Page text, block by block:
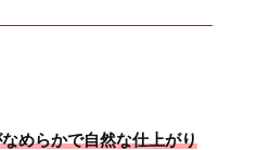
めらかで自然な仕上がり